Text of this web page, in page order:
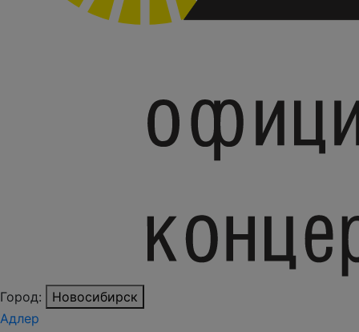
Город:
Новосибирск
Адлер